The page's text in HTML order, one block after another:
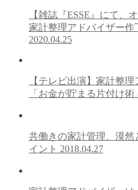
【雑誌『ESSE』にて、
家計整理アドバイザー作
2020.04.25
【テレビ出演】家計整
「お金が貯まる片付け術
共働きの家計管理、漠
イント 2018.04.27